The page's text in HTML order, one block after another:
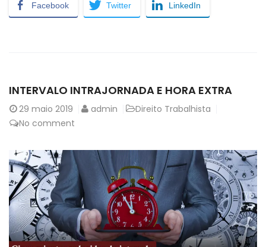
Facebook Twitter LinkedIn
INTERVALO INTRAJORNADA E HORA EXTRA
29 maio 2019 admin
Direito Trabalhista
No comment